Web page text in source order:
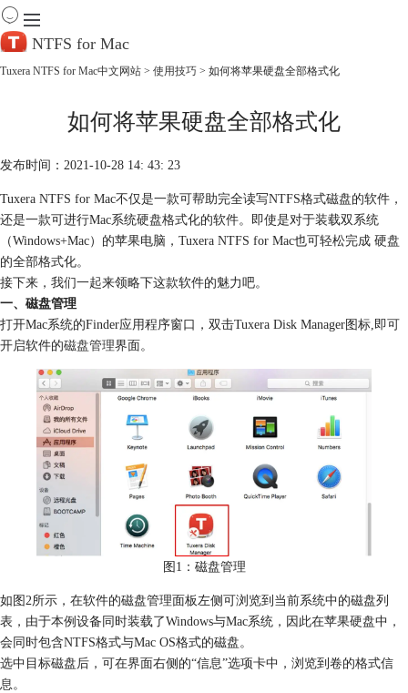
NTFS for Mac
服务中心
购买
Tuxera NTFS for Mac中文网站 > 使用技巧 > 如何将苹果硬盘全部格式化
如何将苹果硬盘全部格式化
发布时间：2021-10-28 14: 43: 23
Tuxera NTFS for Mac不仅是一款可帮助完全读写NTFS格式磁盘的软件，
还是一款可进行Mac系统硬盘格式化的软件。即使是对于装载双系统
（Windows+Mac）的苹果电脑，Tuxera NTFS for Mac也可轻松完成 硬盘
的全部格式化。
接下来，我们一起来领略下这款软件的魅力吧。
一、磁盘管理
打开Mac系统的Finder应用程序窗口，双击Tuxera Disk Manager图标,即可
开启软件的磁盘管理界面。
图1：磁盘管理
如图2所示，在软件的磁盘管理面板左侧可浏览到当前系统中的磁盘列
表，由于本例设备同时装载了Windows与Mac系统，因此在苹果硬盘中，
会同时包含NTFS格式与Mac OS格式的磁盘。
选中目标磁盘后，可在界面右侧的“信息”选项卡中，浏览到卷的格式信
息。